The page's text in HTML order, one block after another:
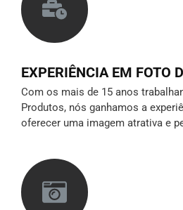
EXPERIÊNCIA EM FOTO
Com os mais de 15 anos
Produtos, nós ganhamos a
oferecer uma imagem atrativa e